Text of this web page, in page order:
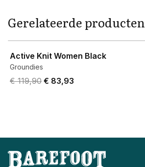
Gerelateerde producten
Active Knit Women Black
Groundies
Original price was € 119,90.
€ 119,90 Current price is € 83,93.
€ 83,93